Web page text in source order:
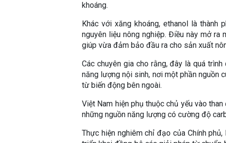
khoáng.
Khác với xăng khoáng, ethanol là
nguyên liệu nông nghiệp. Điều này mở
giúp vừa đảm bảo đầu ra cho sản xuất
Các chuyên gia cho rằng, đây là quá
năng lượng nội sinh, nơi một phần nguồn
từ biến động bên ngoài.
Việt Nam hiện phụ thuộc chủ yếu vào
những nguồn năng lượng có cường độ
Thực hiện nghiêm chỉ đạo của Chính